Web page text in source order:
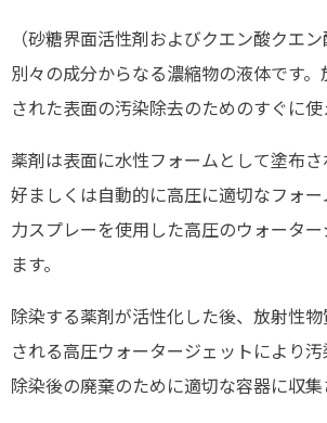
（砂糖界面活性剤およびクエン酸クエ
別々の成分からなる濃縮物の液体です
された表面の汚染除去のためのすぐに
薬剤は表面に水性フォームとして塗布さ
好ましくは自動的に高圧に適切なフォ
力スプレーを使用した高圧のウォータ
ます。
除染する薬剤が活性化した後、放射性
される高圧ウォータージェットにより
除染後の廃棄のために適切な容器に収集